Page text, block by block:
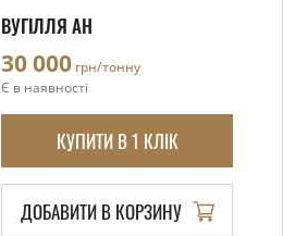
ВУГІЛЛЯ АН
30 000 грн/тонну
Є в наявності
КУПИТИ В 1 КЛІК
ДОБАВИТИ В КОРЗИНУ